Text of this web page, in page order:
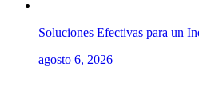
Soluciones Efectivas para un
agosto 6, 2026